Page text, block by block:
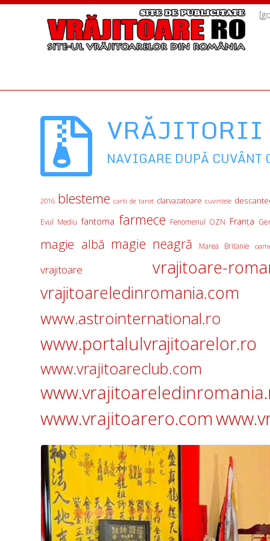
VRĂJITORII
NAVIGARE DUPĂ CUVÂNT
2016 blesteme carti de tarot clarvazatoare cuvintele
Evul Mediu fantoma farmece Fenomenul OZN Franţa
magie albă magie neagră Marea Britanie
vrajitoare vrajitoare-
vrajitoareledinromania.com
www.astrointernational.ro
www.portalulvrajitoarelor.ro
www.vrajitoareclub.com
www.vrajitoarero.com